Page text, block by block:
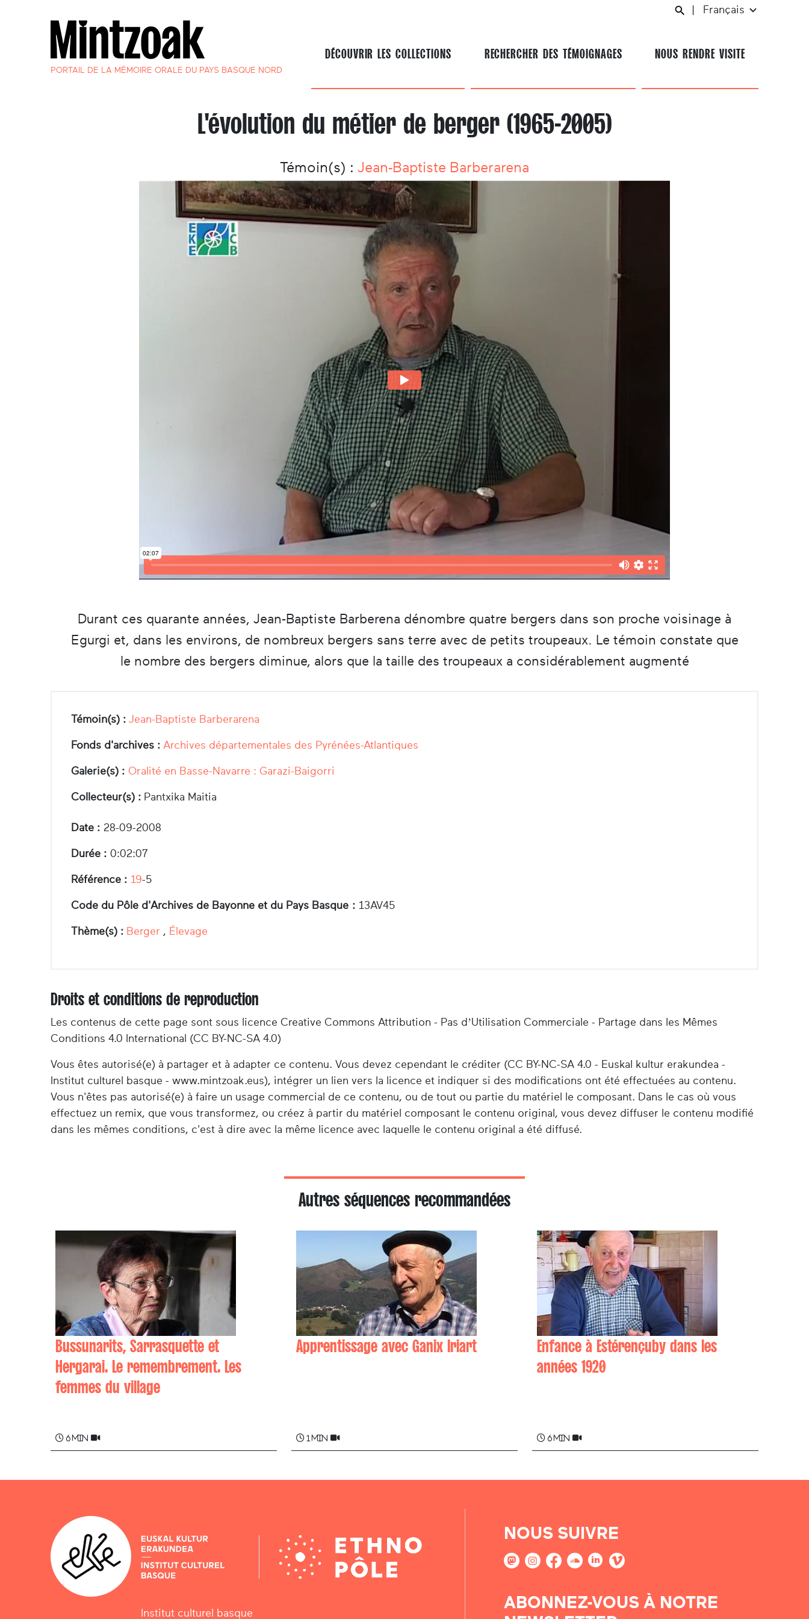
PORTAIL DE LA MÉMOIRE ORALE DU PAYS BASQUE NORD
Français
DÉCOUVRIR LES COLLECTIONS RECHERCHER DES TÉMOIGNAGES NOUS RENDRE VISITE
L'évolution du métier de berger (1965-2005)
Témoin(s) : Jean-Baptiste Barberarena
Durant ces quarante années, Jean-Baptiste Barberena dénombre quatre bergers dans son proche voisinage à
Egurgi et, dans les environs, de nombreux bergers sans terre avec de petits troupeaux. Le témoin constate que
le nombre des bergers diminue, alors que la taille des troupeaux a considérablement augmenté
Témoin(s) : Jean-Baptiste Barberarena
Fonds d'archives : Archives départementales des Pyrénées-Atlantiques
Galerie(s) : Oralité en Basse-Navarre : Garazi-Baigorri
Collecteur(s) : Pantxika Maitia
Date : 28-09-2008
Durée : 0:02:07
Référence : 19-5
Code du Pôle d'Archives de Bayonne et du Pays Basque : 13AV45
Thème(s) : Berger , Élevage
Droits et conditions de reproduction
Les contenus de cette page sont sous licence Creative Commons Attribution - Pas d’Utilisation Commerciale - Partage dans les Mêmes
Conditions 4.0 International (CC BY-NC-SA 4.0)
Vous êtes autorisé(e) à partager et à adapter ce contenu. Vous devez cependant le créditer (CC BY-NC-SA 4.0 - Euskal kultur erakundea -
Institut culturel basque - www.mintzoak.eus), intégrer un lien vers la licence et indiquer si des modifications ont été effectuées au contenu.
Vous n'êtes pas autorisé(e) à faire un usage commercial de ce contenu, ou de tout ou partie du matériel le composant. Dans le cas où vous
effectuez un remix, que vous transformez, ou créez à partir du matériel composant le contenu original, vous devez diffuser le contenu modifié
dans les mêmes conditions, c'est à dire avec la même licence avec laquelle le contenu original a été diffusé.
Autres séquences recommandées
Bussunarits, Sarrasquette et
Hergarai. Le remembrement. Les
femmes du village
6 min
Apprentissage avec Ganix Iriart
1 min
Enfance à Estérençuby dans les
années 1920
6 min
Institut culturel basque
NOUS SUIVRE
ABONNEZ-VOUS À NOTRE